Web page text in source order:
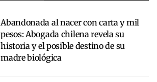
Abandonada al nacer con carta y mil
pesos: Abogada chilena revela su
historia y el posible destino de su
madre biológica